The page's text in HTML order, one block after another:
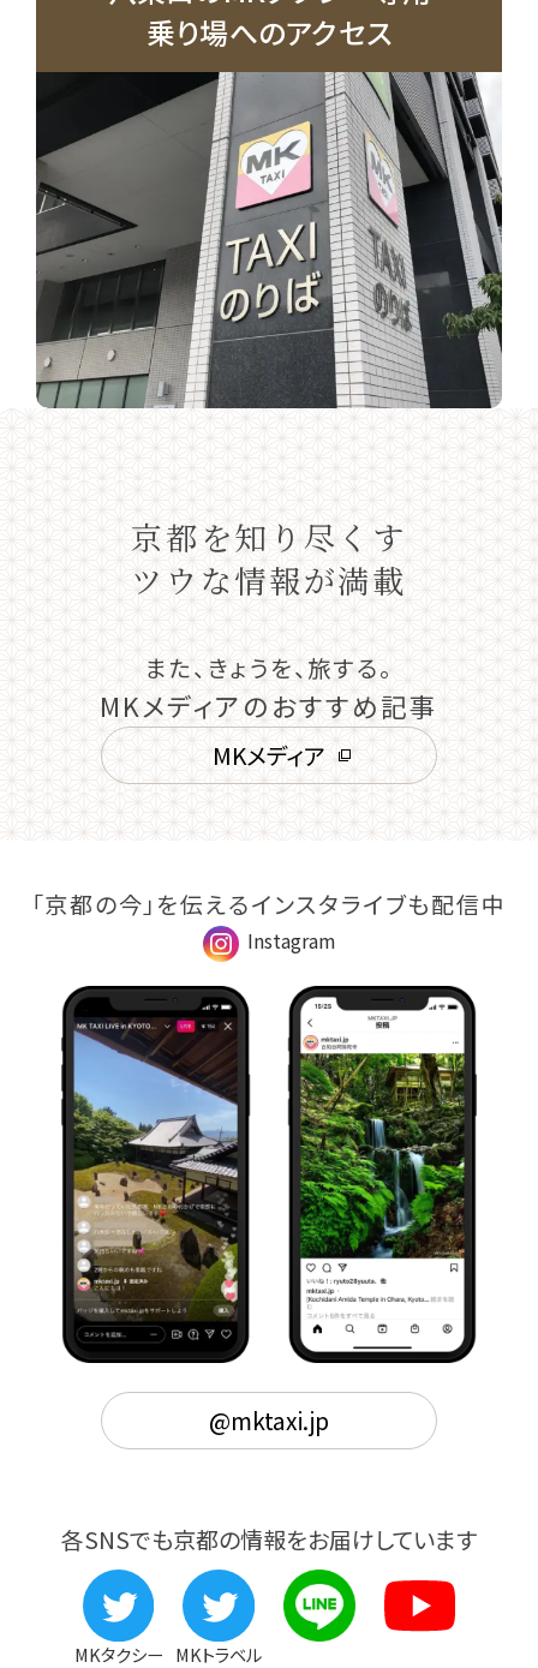
乗り場へのアクセス
京都を知り尽くす
ツウな情報が満載
また、きょうを、旅する。
MKメディアのおすすめ記事
MKメディア
「京都の今」を伝えるインスタライブも配信中
Instagram
@mktaxi.jp
各SNSでも京都の情報をお届けしています
MKタクシー MKトラベル